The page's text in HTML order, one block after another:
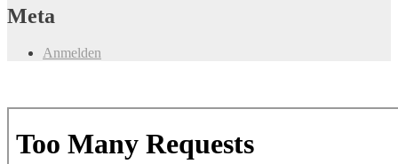
Meta
Anmelden